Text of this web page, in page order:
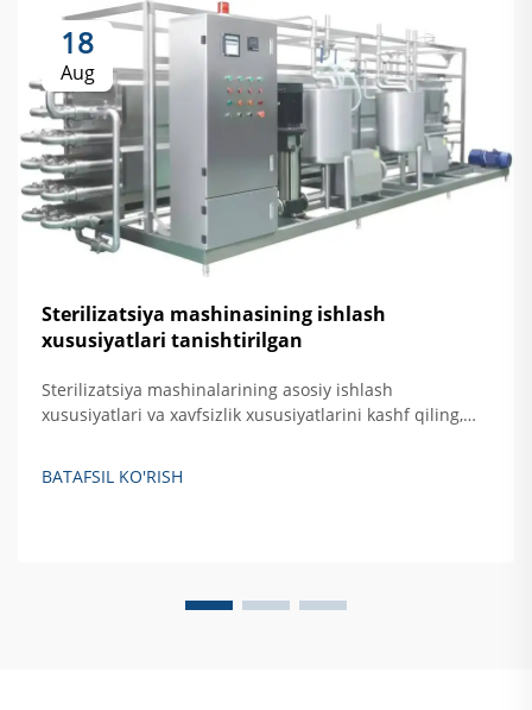
18
Aug
Sterilizatsiya mashinasining ishlash
xususiyatlari tanishtirilgan
Sterilizatsiya mashinalarining asosiy ishlash
xususiyatlari va xavfsizlik xususiyatlarini kashf qiling,
samarali qattiq akslantiruvchi sterilizatsiya qilishni
BATAFSIL KO'RISH